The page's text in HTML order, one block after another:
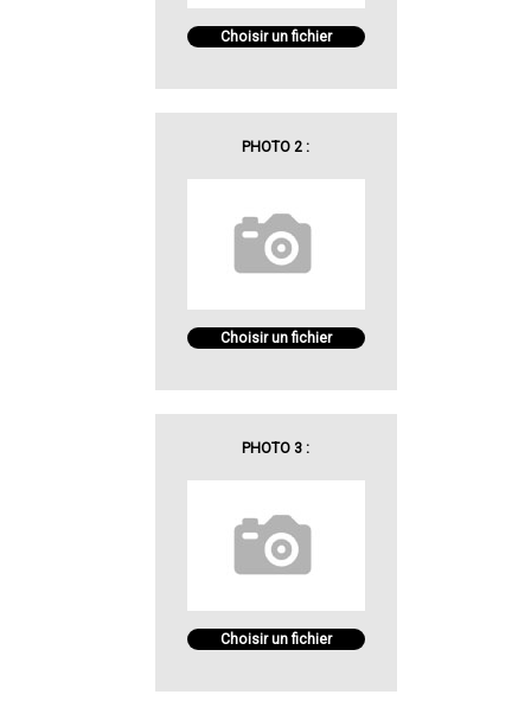
Choisir un fichier
PHOTO 2 :
Choisir un fichier
PHOTO 3 :
Choisir un fichier